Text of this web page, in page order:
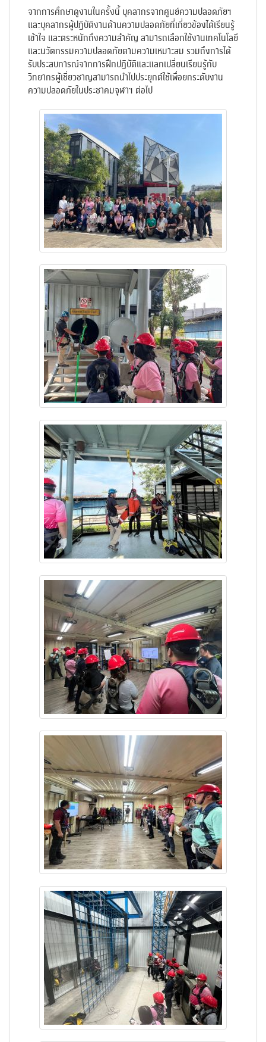
จากการศึกษาดูงานในครั้งนี้ บุคลากรจากศูนย์ความปลอดภัยฯ
และบุคลากรผู้ปฏิบัติงานด้านความปลอดภัยที่เกี่ยวข้องได้เรียนรู้
เข้าใจ และตระหนักถึงความสำคัญ สามารถเลือกใช้งานเทคโนโลยี
และนวัตกรรมความปลอดภัยตามความเหมาะสม รวมถึงการได้
รับประสบการณ์จากการฝึกปฏิบัติและแลกเปลี่ยนเรียนรู้กับ
วิทยากรผู้เชี่ยวชาญสามารถนำไปประยุกต์ใช้เพื่อยกระดับงาน
ความปลอดภัยในประชาคมจุฬาฯ ต่อไป